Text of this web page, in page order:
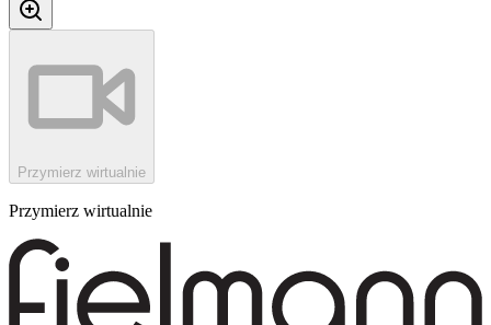
Przymierz wirtualnie
Przymierz wirtualnie